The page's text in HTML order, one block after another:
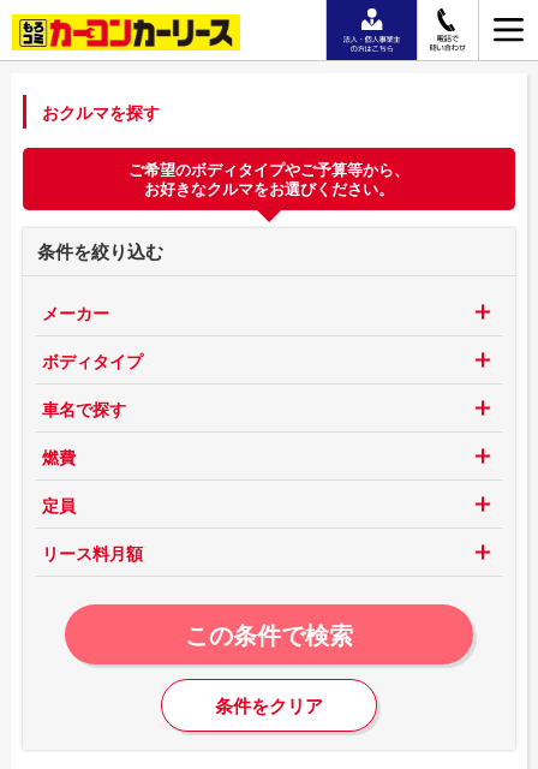
おクルマを探す
ご希望のボディタイプやご予算等から、
お好きなクルマをお選びください。
条件を絞り込む
メーカー
ボディタイプ
車名で探す
燃費
定員
リース料月額
この条件で検索
条件をクリア